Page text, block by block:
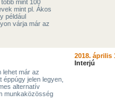
mint 100
mint pl. Ákos
például
várja már az
lehet már az
jelen legyen,
alternatív
munkaközösség
2018. április
Interjú